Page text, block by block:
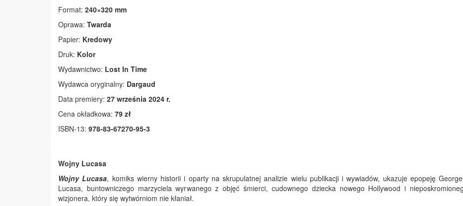
Format: 240×320 mm
Oprawa: Twarda
Papier: Kredowy
Druk: Kolor
Wydawnictwo: Lost In Time
Wydawca oryginalny: Dargaud
Data premiery: 27 września 2024 r.
Cena okładkowa: 79 zł
ISBN-13: 978-83-67270-95-3
Wojny Lucasa
Wojny Lucasa, komiks wierny historii i oparty na skrupulatnej analizie wielu publikacji i wywiadów, ukazuje epopeję
Lucasa, buntowniczego marzyciela wyrwanego z objęć śmierci, cudownego dziecka nowego Hollywood i
wizjonera, który się wytwórniom nie kłaniał.